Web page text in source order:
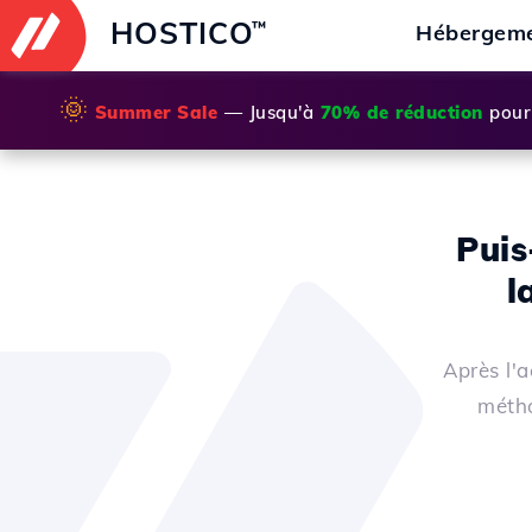
HOSTICO™
🌞 Summer Sale — Jusqu'à 70% de réduction
Après